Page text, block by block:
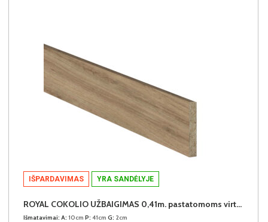
IŠPARDAVIMAS YRA SANDĖLYJE
ROYAL COKOLIO UŽBAIGIMAS 0,41m. pastatomoms virtuvės spintelėms (komplekte - 2vnt.) (Dab Dziki)
Išmatavimai: A: 10cm P: 41cm G: 2cm